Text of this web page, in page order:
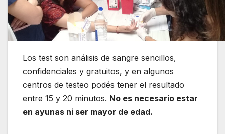
Los test son análisis de sangre sencillos,
confidenciales y gratuitos, y en algunos
centros de testeo podés tener el resultado
entre 15 y 20 minutos. No es necesario estar
en ayunas ni ser mayor de edad.